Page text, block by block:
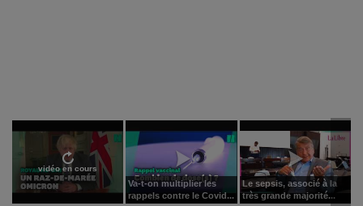
vidéo en cours
Va-t-on multiplier les
rappels contre le Covid...
Le sepsis, associé à la
très grande majorité...